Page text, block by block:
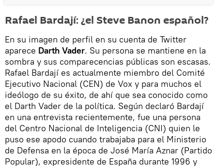
Rafael Bardají: ¿el Steve Banon español?
En su imagen de perfil en su cuenta de Twitter
aparece Darth Vader. Su persona se mantiene en la
sombra y sus comparecencias públicas son escasas.
Rafael Bardají es actualmente miembro del Comité
Ejecutivo Nacional (CEN) de Vox y para muchos el
ideólogo de su éxito, de ahí que sea conocido como
el Darth Vader de la política. Según declaró Bardají
en una entrevista recientemente, fue una persona
del Centro Nacional de Inteligencia (CNI) quien le
puso ese apodo cuando trabajaba para el Ministerio
de Defensa en la época de José María Aznar (Partido
Popular), expresidente de España durante 1996 y